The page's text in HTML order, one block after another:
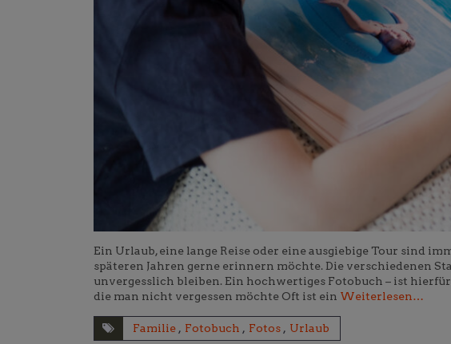
Ein Urlaub, eine lange Reise oder eine ausgiebige Tour sind
späteren Jahren gerne erinnern möchte. Die verschiedenen
unvergesslich bleiben. Ein hochwertiges Fotobuch – ist
die man nicht vergessen möchte Oft ist ein Weiterlesen…
Familie , Fotobuch , Fotos , Urlaub